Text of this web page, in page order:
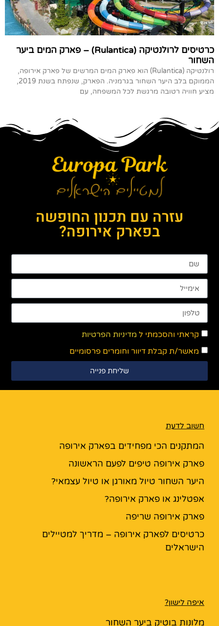
כרטיסים לרולנטיקה (Rulantica) – פארק המים ביער
השחור
רולנטיקה (Rulantica) הוא פארק המים המרשים של פארק אירופה,
הממוקם בלב היער השחור בגרמניה. הפארק, שנפתח בשנת 2019,
מציע חוויה רטובה מרגשת לכל המשפחה, עם
עזרה עם תכנון החופשה
בפארק אירופה?
קראתי והסכמתי ל מדיניות הפרטיות
מאשר/ת קבלת דיוור וחומרים פרסומיים
שליחת פנייה
חשוב לדעת
המתקנים הכי מפחידים בפארק אירופה
פארק אירופה טיפים לפעם הראשונה
היער השחור טיול מאורגן או טיול עצמאי?
אפטלינג או פארק אירופה?
פארק אירופה שריפה
כרטיסים לפארק אירופה – מדריך למטיילים
הישראלים
איפה לישון?
מלונות בוטיק ביער השחור